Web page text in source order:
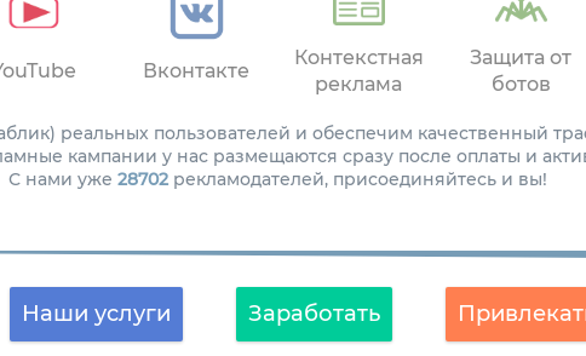
Вконтакте
Контекстная
реклама
Защита от
ботов
реальных пользователей и обеспечим качественный
кампании у нас размещаются сразу после оплаты и
С нами уже 28702рекламодателей, присоединяйтесь и вы!
Наши услуги Заработать